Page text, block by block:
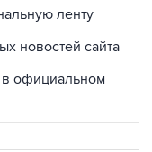
ленту
новостей сайта
в официальном